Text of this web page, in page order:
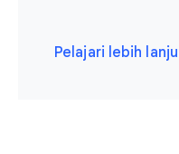
Pelajari lebih